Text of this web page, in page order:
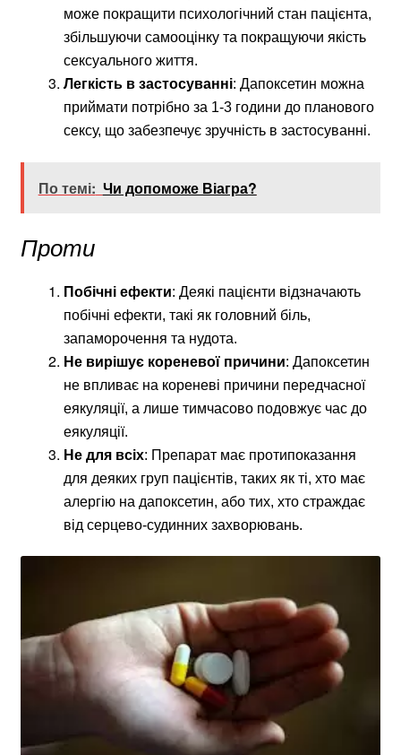
може покращити психологічний стан пацієнта,
збільшуючи самооцінку та покращуючи якість
сексуального життя.
Легкість в застосуванні: Дапоксетин можна
приймати потрібно за 1-3 години до планового
сексу, що забезпечує зручність в застосуванні.
По темі: Чи допоможе Віагра?
Проти
Побічні ефекти: Деякі пацієнти відзначають
побічні ефекти, такі як головний біль,
запаморочення та нудота.
Не вирішує кореневої причини: Дапоксетин
не впливає на кореневі причини передчасної
еякуляції, а лише тимчасово подовжує час до
еякуляції.
Не для всіх: Препарат має протипоказання
для деяких груп пацієнтів, таких як ті, хто має
алергію на дапоксетин, або тих, хто страждає
від серцево-судинних захворювань.